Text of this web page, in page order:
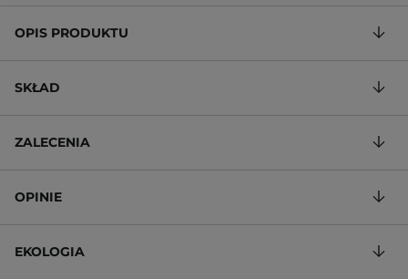
OPIS PRODUKTU
SKŁAD
ZALECENIA
OPINIE
EKOLOGIA